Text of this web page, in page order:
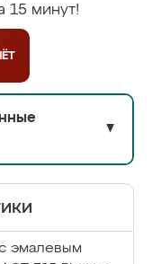
15 минут!
▼
эмалевым